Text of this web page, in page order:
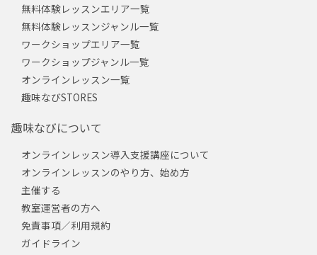
無料体験レッスンエリア一覧
無料体験レッスンジャンル一覧
ワークショップエリア一覧
ワークショップジャンル一覧
オンラインレッスン一覧
趣味なびSTORES
趣味なびについて
オンラインレッスン導入支援講座について
オンラインレッスンのやり方、始め方
主催する
教室運営者の方へ
免責事項／利用規約
ガイドライン